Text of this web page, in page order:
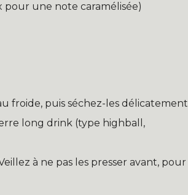
pour une note caramélisée)
froide, puis séchez-les délicatement
long drink (type highball,
à ne pas les presser avant, pour